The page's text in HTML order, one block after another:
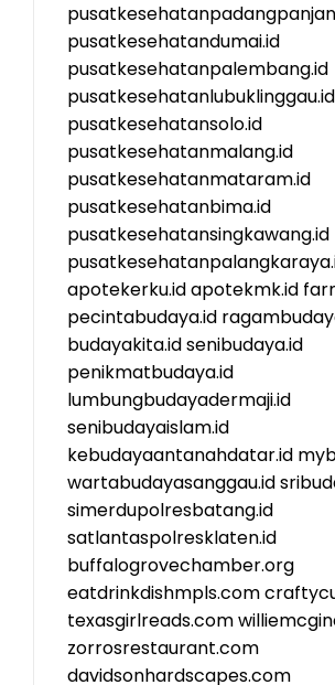
pusatkesehatandumai.id
pusatkesehatanpalembang.id
pusatkesehatanlubuklinggau.id
pusatkesehatansolo.id
pusatkesehatanmalang.id
pusatkesehatanmataram.id
pusatkesehatanbima.id
pusatkesehatansingkawang.id
apotekerku.idapotekmk.id
pecintabudaya.id
budayakita.idsenibudaya.id
penikmatbudaya.id
lumbungbudayadermaji.id
senibudayaislam.id
kebudayaantanahdatar.id
wartabudayasanggau.id
simerdupolresbatang.id
satlantaspolresklaten.id
buffalogrovechamber.org
eatdrinkdishmpls.com
texasgirlreads.com
zorrosrestaurant.com
davidsonhardscapes.com